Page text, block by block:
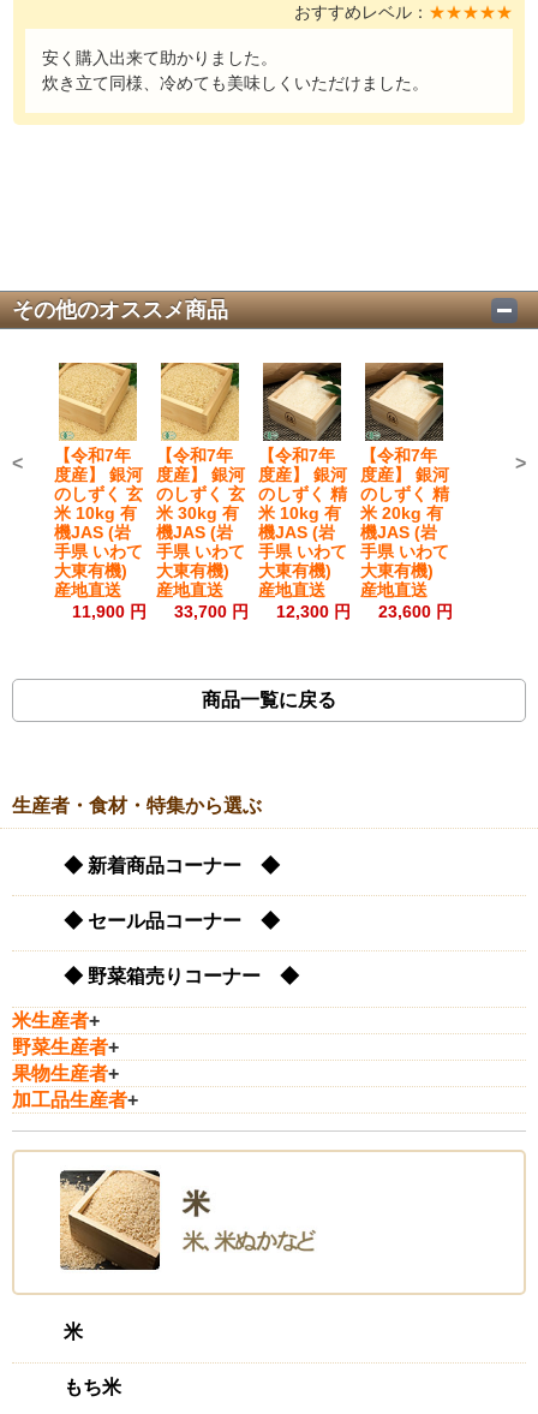
おすすめレベル： ★★★★★
安く購入出来て助かりました。
炊き立て同様、冷めても美味しくいただけました。
その他のオススメ商品
【令和7年
度産】 銀河
のしずく 玄
米 10kg 有
機JAS (岩
手県 いわて
大東有機)
産地直送
11,900 円
【令和7年
度産】 銀河
のしずく 玄
米 30kg 有
機JAS (岩
手県 いわて
大東有機)
産地直送
33,700 円
【令和7年
度産】 銀河
のしずく 精
米 10kg 有
機JAS (岩
手県 いわて
大東有機)
産地直送
12,300 円
【令和7年
度産】 銀河
のしずく 精
米 20kg 有
機JAS (岩
手県 いわて
大東有機)
産地直送
23,600 円
< >
商品一覧に戻る
生産者・食材・特集から選ぶ
◆ 新着商品コーナー ◆
◆ セール品コーナー ◆
◆ 野菜箱売りコーナー ◆
米生産者+
野菜生産者+
果物生産者+
加工品生産者+
米
もち米